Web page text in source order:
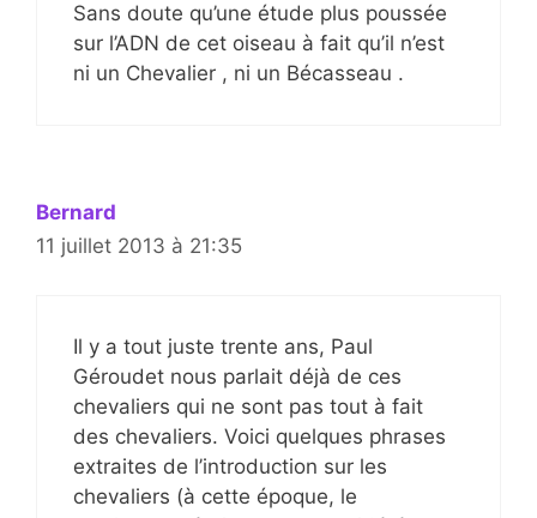
Sans doute qu’une étude plus poussée
sur l’ADN de cet oiseau à fait qu’il n’est
ni un Chevalier , ni un Bécasseau .
Bernard
11 juillet 2013 à 21:35
Il y a tout juste trente ans, Paul
Géroudet nous parlait déjà de ces
chevaliers qui ne sont pas tout à fait
des chevaliers. Voici quelques phrases
extraites de l’introduction sur les
chevaliers (à cette époque, le